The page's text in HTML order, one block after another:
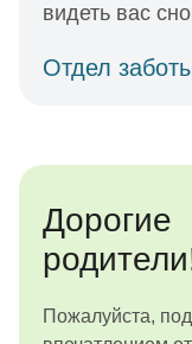
видеть вас
Отдел
Дорогие
Пожалуйста,